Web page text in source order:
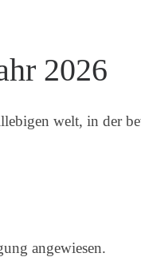
2026
welt, in der
angewiesen.